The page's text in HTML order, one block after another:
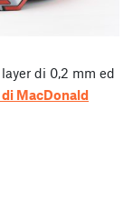
di 0,2 mm ed
MacDonald